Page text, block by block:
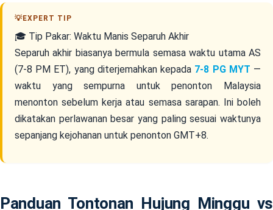
🎓 Tip Pakar: Waktu Manis Separuh Akhir
Separuh akhir biasanya bermula semasa waktu utama AS
(7-8 PM ET), yang diterjemahkan kepada 7-8 PG MYT —
waktu yang sempurna untuk penonton Malaysia
menonton sebelum kerja atau semasa sarapan. Ini boleh
dikatakan perlawanan besar yang paling sesuai waktunya
sepanjang kejohanan untuk penonton GMT+8.
Panduan Tontonan Hujung Minggu vs